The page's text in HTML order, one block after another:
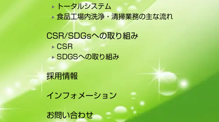
トータルシステム
食品工場内洗浄・清掃業務の主な流れ
CSR/SDGsへの取り組み
CSR
SDGSへの取り組み
採用情報
インフォメーション
お問い合わせ